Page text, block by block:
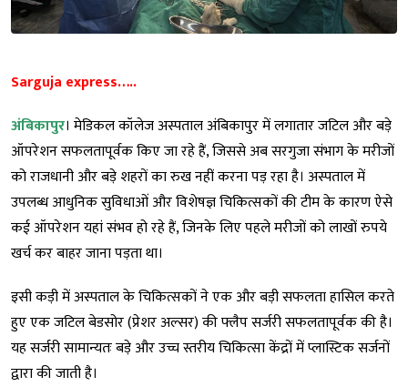
Sarguja express…..
अंबिकापुर। मेडिकल कॉलेज अस्पताल अंबिकापुर में लगातार जटिल और बड़े
ऑपरेशन सफलतापूर्वक किए जा रहे हैं, जिससे अब सरगुजा संभाग के मरीजों
को राजधानी और बड़े शहरों का रुख नहीं करना पड़ रहा है। अस्पताल में
उपलब्ध आधुनिक सुविधाओं और विशेषज्ञ चिकित्सकों की टीम के कारण ऐसे
कई ऑपरेशन यहां संभव हो रहे हैं, जिनके लिए पहले मरीजों को लाखों रुपये
खर्च कर बाहर जाना पड़ता था।
इसी कड़ी में अस्पताल के चिकित्सकों ने एक और बड़ी सफलता हासिल करते
हुए एक जटिल बेडसोर (प्रेशर अल्सर) की फ्लैप सर्जरी सफलतापूर्वक की है।
यह सर्जरी सामान्यतः बड़े और उच्च स्तरीय चिकित्सा केंद्रों में प्लास्टिक सर्जनों
द्वारा की जाती है।